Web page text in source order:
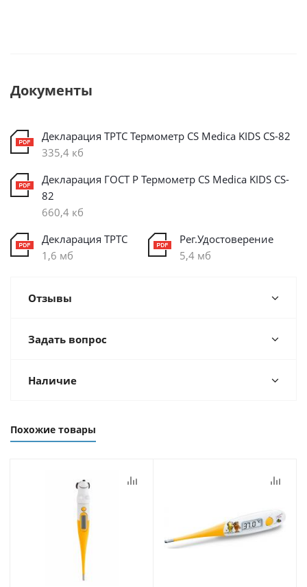
Документы
Декларация ТРТС Термометр CS Medica KIDS CS-82
335,4 кб
Декларация ГОСТ Р Термометр CS Medica KIDS CS-
82
660,4 кб
Декларация ТРТС
1,6 мб
Рег.Удостоверение
5,4 мб
Отзывы
Задать вопрос
Наличие
Похожие товары